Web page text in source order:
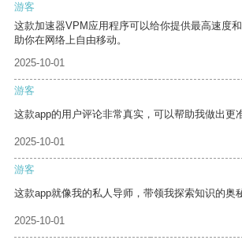
游客
这款加速器VPM应用程序可以给你提供最高速度
助你在网络上自由移动。
2025-10-01
游客
这款app的用户评论非常真实，可以帮助我做出更
2025-10-01
游客
这款app就像我的私人导师，带领我探索知识的奥
2025-10-01